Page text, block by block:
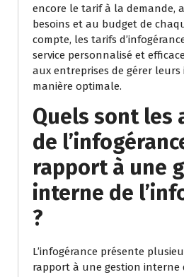
encore le tarif à la demande,
besoins et au budget de
compte, les tarifs
service personnalisé et
aux entreprises de gérer
manière optimale.
Quels sont les
de
rapport à une
interne de
?
L’infogérance présente
rapport à une gestion interne